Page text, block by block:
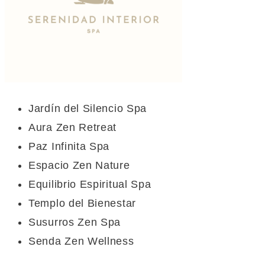
Jardín del Silencio Spa
Aura Zen Retreat
Paz Infinita Spa
Espacio Zen Nature
Equilibrio Espiritual Spa
Templo del Bienestar
Susurros Zen Spa
Senda Zen Wellness